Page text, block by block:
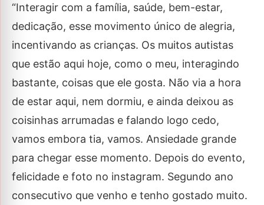
“Interagir com a família, saúde, bem-estar,
dedicação, esse movimento único de alegria,
incentivando as crianças. Os muitos autistas
que estão aqui hoje, como o meu, interagindo
bastante, coisas que ele gosta. Não via a hora
de estar aqui, nem dormiu, e ainda deixou as
coisinhas arrumadas e falando logo cedo,
vamos embora tia, vamos. Ansiedade grande
para chegar esse momento. Depois do evento,
felicidade e foto no instagram. Segundo ano
consecutivo que venho e tenho gostado muito.